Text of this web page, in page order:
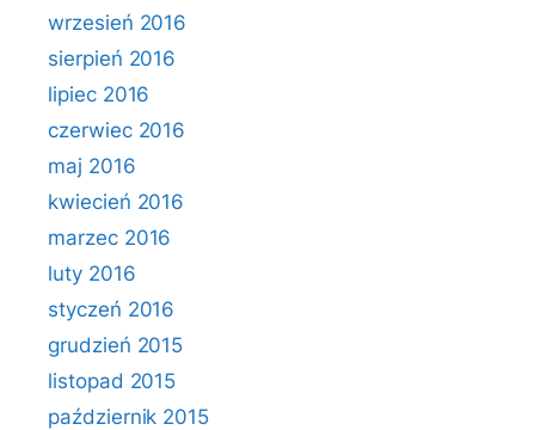
wrzesień 2016
sierpień 2016
lipiec 2016
czerwiec 2016
maj 2016
kwiecień 2016
marzec 2016
luty 2016
styczeń 2016
grudzień 2015
listopad 2015
październik 2015